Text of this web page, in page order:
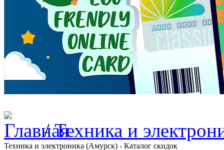
/Техника и
Техника и электроника (Амурск) - Каталог скидок